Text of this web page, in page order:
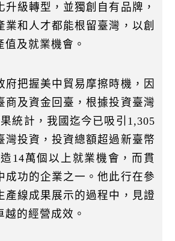
升級轉型，並獨創自有品牌，
業和人才都能根留臺灣，以創
及就業機會。
府把握美中貿易摩擦時機，因
商及資金回臺，根據投資臺灣
統計，我國迄今已吸引1,305
灣投資，投資總額超過新臺幣
14萬個以上就業機會，而貫
成功的企業之一。他此行在參
產線成果展示的過程中，見證
的經營成效。